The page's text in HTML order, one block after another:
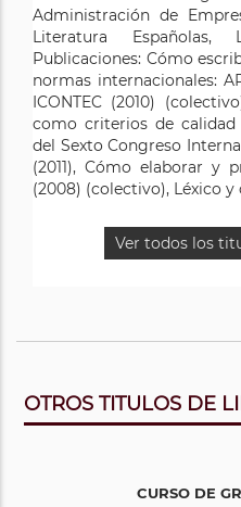
Administración de
Literatura Españolas,
Publicaciones: Cómo
normas internacionales:
ICONTEC (2010)
como criterios de calidad
del Sexto Congreso
(2011), Cómo elaborar y
(2008) (colectivo), Léxico y
Ver todos los
OTROS TITULOS DE
CURSO DE